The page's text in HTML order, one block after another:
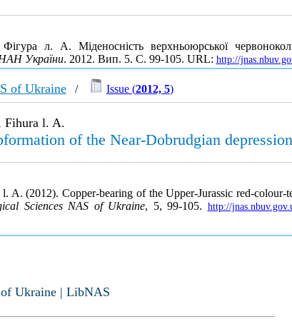
А. Міденосність верхньоюрської
НАН України. 2012. Вип. 5. С. 99-105. URL: http://
of Ukraine/ Issue (2012, 5)
Fihura l. A.
of the Near-Dobrudgian depression
(2012). Copper-bearing of the Upper-Jurassic red-colour-
Sciences NAS of Ukraine, 5, 99-105. http://
Ukraine | LibNAS